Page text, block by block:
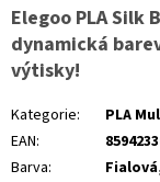
Elegoo PLA Silk
dynamická
výtisky!
Kategorie:
PLA
EAN:
Barva: Fialová